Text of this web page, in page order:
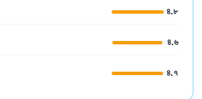
৪.৮
৪.৬
৪.৭